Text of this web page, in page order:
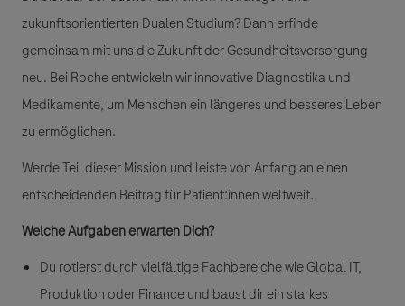
zukunftsorientierten Dualen Studium?Dann erfinde
gemeinsam mit uns die Zukunft der Gesundheitsversorgung
neu. Bei Roche entwickeln wir innovative Diagnostika und
Medikamente, um Menschen ein längeres und besseres Leben
zu ermöglichen.
Werde Teil dieser Mission und leiste von Anfang an einen
entscheidenden Beitrag für Patient:innen weltweit.
Welche Aufgaben erwarten Dich?
Du rotierstdurch vielfältige Fachbereiche wie Global IT,
Produktion oder Finance und baust dir ein starkes